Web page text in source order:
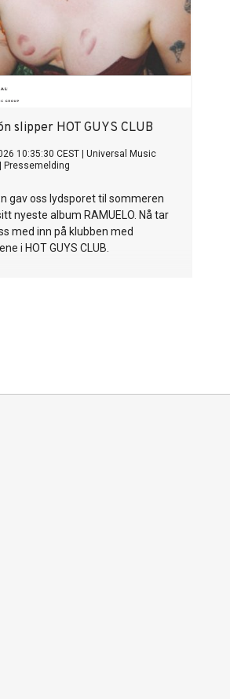
slipper HOT GUYS CLUB
10:35:30 CEST
Universal Music
Pressemelding
gav oss lydsporet til sommeren
nyeste album RAMUELO. Nå tar
med inn på klubben med
i HOT GUYS CLUB.